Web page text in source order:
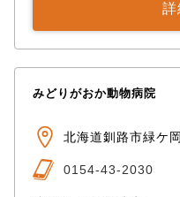
詳
みどりがおか動物病院
北海道釧路市緑ケ
0154-43-2030